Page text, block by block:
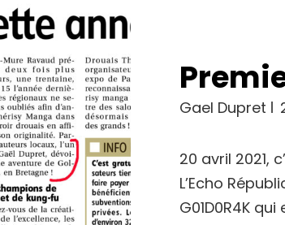
Gael Dupret
20 avril 2021,
L’Echo
G01D0R4K